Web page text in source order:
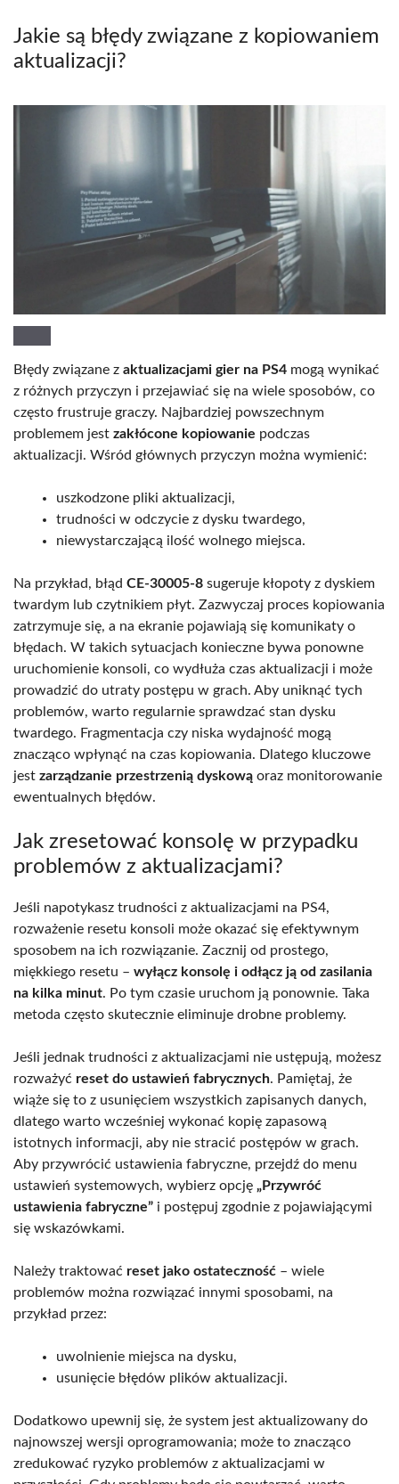
Jakie są błędy związane z kopiowaniem
aktualizacji?
Błędy związane z aktualizacjami gier na PS4 mogą wynikać
z różnych przyczyn i przejawiać się na wiele sposobów, co
często frustruje graczy. Najbardziej powszechnym
problemem jest zakłócone kopiowanie podczas
aktualizacji. Wśród głównych przyczyn można wymienić:
uszkodzone pliki aktualizacji,
trudności w odczycie z dysku twardego,
niewystarczającą ilość wolnego miejsca.
Na przykład, błąd CE-30005-8 sugeruje kłopoty z dyskiem
twardym lub czytnikiem płyt. Zazwyczaj proces kopiowania
zatrzymuje się, a na ekranie pojawiają się komunikaty o
błędach. W takich sytuacjach konieczne bywa ponowne
uruchomienie konsoli, co wydłuża czas aktualizacji i może
prowadzić do utraty postępu w grach. Aby uniknąć tych
problemów, warto regularnie sprawdzać stan dysku
twardego. Fragmentacja czy niska wydajność mogą
znacząco wpłynąć na czas kopiowania. Dlatego kluczowe
jest zarządzanie przestrzenią dyskową oraz monitorowanie
ewentualnych błędów.
Jak zresetować konsolę w przypadku
problemów z aktualizacjami?
Jeśli napotykasz trudności z aktualizacjami na PS4,
rozważenie resetu konsoli może okazać się efektywnym
sposobem na ich rozwiązanie. Zacznij od prostego,
miękkiego resetu – wyłącz konsolę i odłącz ją od zasilania
na kilka minut. Po tym czasie uruchom ją ponownie. Taka
metoda często skutecznie eliminuje drobne problemy.
Jeśli jednak trudności z aktualizacjami nie ustępują, możesz
rozważyć reset do ustawień fabrycznych. Pamiętaj, że
wiąże się to z usunięciem wszystkich zapisanych danych,
dlatego warto wcześniej wykonać kopię zapasową
istotnych informacji, aby nie stracić postępów w grach.
Aby przywrócić ustawienia fabryczne, przejdź do menu
ustawień systemowych, wybierz opcję „Przywróć
ustawienia fabryczne” i postępuj zgodnie z pojawiającymi
się wskazówkami.
Należy traktować reset jako ostateczność – wiele
problemów można rozwiązać innymi sposobami, na
przykład przez:
uwolnienie miejsca na dysku,
usunięcie błędów plików aktualizacji.
Dodatkowo upewnij się, że system jest aktualizowany do
najnowszej wersji oprogramowania; może to znacząco
zredukować ryzyko problemów z aktualizacjami w